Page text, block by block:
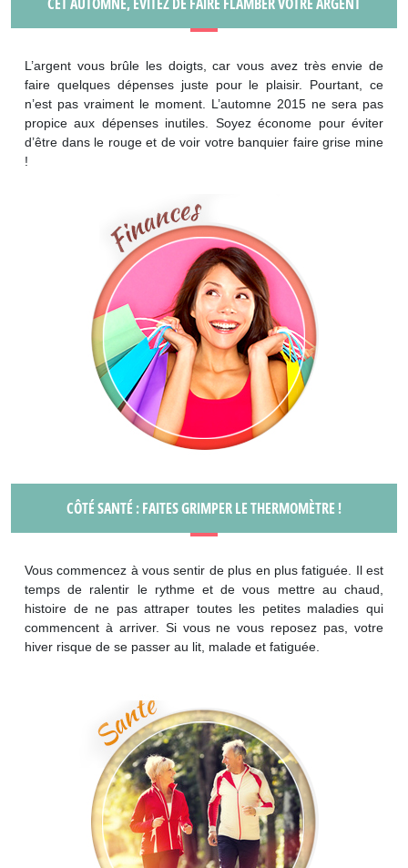
L’argent vous brûle les doigts, car vous avez très envie de
faire quelques dépenses juste pour le plaisir. Pourtant, ce
n’est pas vraiment le moment. L’automne 2015 ne sera pas
propice aux dépenses inutiles. Soyez économe pour éviter
d’être dans le rouge et de voir votre banquier faire grise mine
!
CÔTÉ SANTÉ : FAITES GRIMPER LE THERMOMÈTRE !
Vous commencez à vous sentir de plus en plus fatiguée. Il est
temps de ralentir le rythme et de vous mettre au chaud,
histoire de ne pas attraper toutes les petites maladies qui
commencent à arriver. Si vous ne vous reposez pas, votre
hiver risque de se passer au lit, malade et fatiguée.